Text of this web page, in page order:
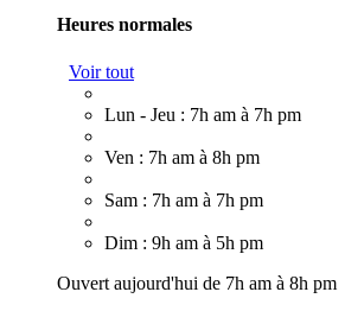
Heures normales
Voir tout
Lun - Jeu : 7h am à 7h pm
Ven : 7h am à 8h pm
Sam : 7h am à 7h pm
Dim : 9h am à 5h pm
Ouvert aujourd'hui de 7h am à 8h pm